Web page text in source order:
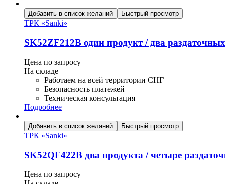
Добавить в список желаний Быстрый просмотр
ТРК «Sanki»
SK52ZF212B один продукт / два
Цена по запросу
На складе
Работаем на всей территории СНГ
Безопасность платежей
Техническая консультация
Подробнее
Добавить в список желаний Быстрый просмотр
ТРК «Sanki»
SK52QF422B два продукта / четыре
Цена по запросу